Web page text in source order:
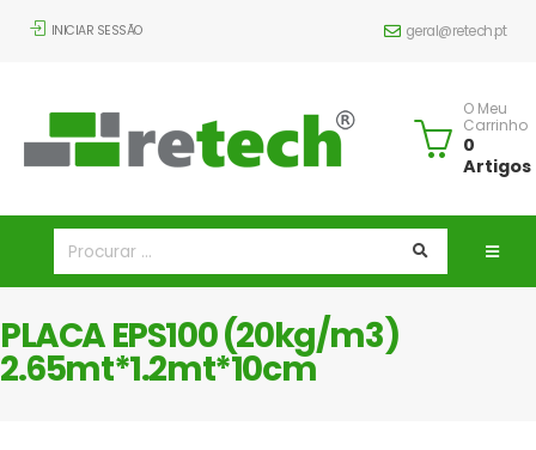
INICIAR SESSÃO geral@retech.pt
O Meu
Carrinho
0
Artigos
PLACA EPS100 (20kg/m3)
2.65mt*1.2mt*10cm